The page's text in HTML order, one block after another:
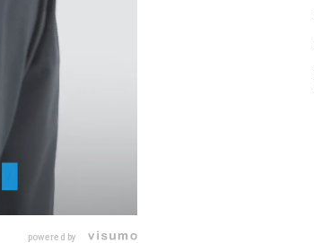
powered by